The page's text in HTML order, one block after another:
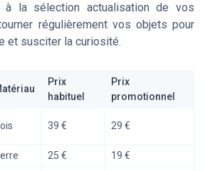
à la sélection actualisation de vos
régulièrement vos objets pour
et susciter la curiosité.
Prix
habituel
Prix
promotionnel
39 € 29 €
25 €
19 €